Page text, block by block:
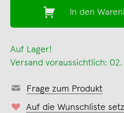
In den
Auf Lager!
Versand voraussichtlich:
Frage zum Produkt
Auf die Wunschliste